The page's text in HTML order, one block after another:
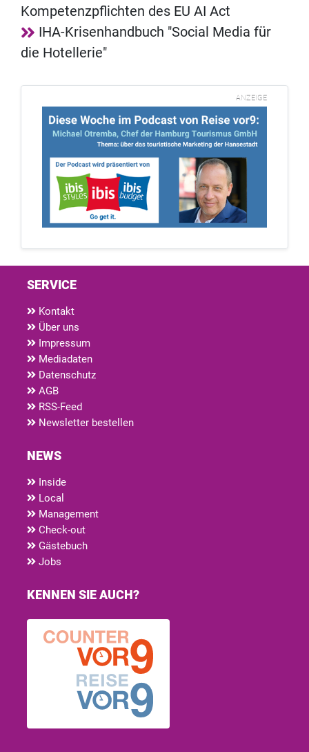
Kompetenzpflichten des EU AI Act
IHA-Krisenhandbuch "Social Media für
die Hotellerie"
ANZEIGE
SERVICE
Kontakt
Über uns
Impressum
Mediadaten
Datenschutz
AGB
RSS-Feed
Newsletter bestellen
NEWS
Inside
Local
Management
Check-out
Gästebuch
Jobs
KENNEN SIE AUCH?